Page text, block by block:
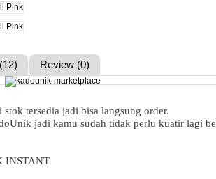
Review (0)
tersedia jadi bisa langsung order.
jadi kamu sudah tidak perlu kuatir lagi
INSTANT